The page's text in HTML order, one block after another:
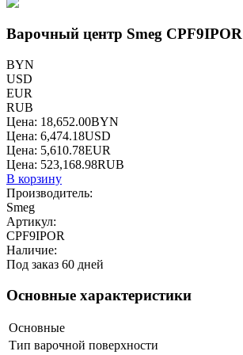
Варочный центр Smeg CPF9IPOR
BYN
USD
EUR
RUB
Цена: 18,652.00BYN
Цена: 6,474.18USD
Цена: 5,610.78EUR
Цена: 523,168.98RUB
В корзину
Производитель:
Smeg
Артикул:
CPF9IPOR
Наличие:
Под заказ 60 дней
Основные характеристики
Основные
Тип варочной поверхности